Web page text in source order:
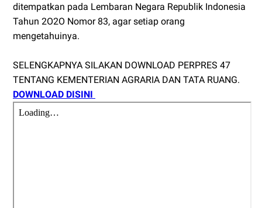
ditempatkan pada Lembaran Negara Republik Indonesia
Tahun 2O2O Nomor 83, agar setiap orang
mengetahuinya.
SELENGKAPNYA SILAKAN DOWNLOAD PERPRES 47
TENTANG KEMENTERIAN AGRARIA DAN TATA RUANG.
DOWNLOAD DISINI